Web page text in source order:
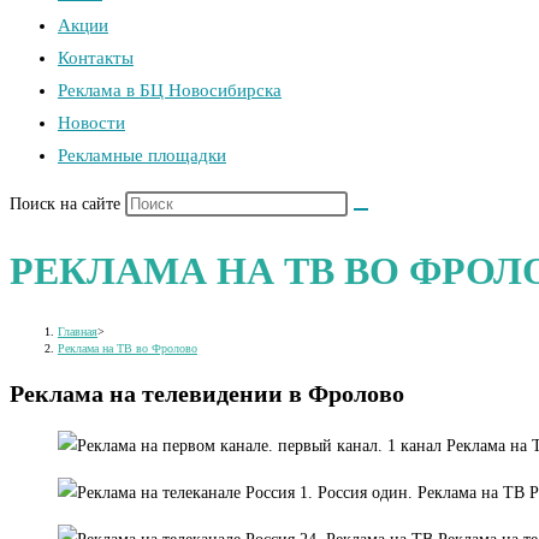
Акции
Контакты
Реклама в БЦ Новосибирска
Новости
Рекламные площадки
Поиск на сайте
РЕКЛАМА НА ТВ ВО
Главная>
Реклама на ТВ во Фролово
Реклама на телевидении в Фролово